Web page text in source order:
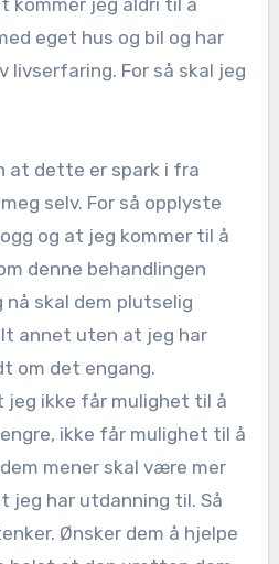
eget hus og bil og har
livserfaring. For så skal jeg
dette er spark i fra
selv. For så opplyste
og at jeg kommer til å
denne behandlingen
nå skal dem plutselig
annet uten at jeg har
om det engang.
jeg ikke får mulighet til å
ikke får mulighet til å
mener skal være mer
jeg har utdanning til. Så
Ønsker dem å hjelpe